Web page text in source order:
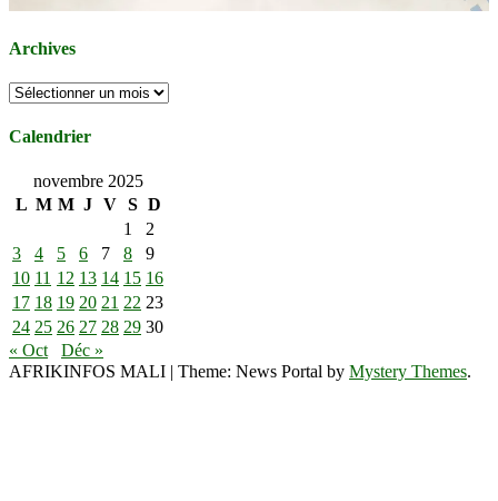
Archives
Archives
Calendrier
novembre 2025
L M M J V S D
1
2
3
4 5 6 7 8
9
10 11 12 13 14 15 16
17 18 19 20 21 22 23
24 25 26 27 28 29 30
« Oct
Déc »
AFRIKINFOS MALI | Theme: News Portal by Mystery Themes.